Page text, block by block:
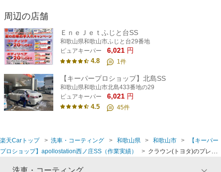
周辺の店舗
ＥｎｅＪｅｔふじと台SS
和歌山県和歌山市ふじと台29番地
ピュアキーパー
6,021 円
4.8 1件
【キーパープロショップ】北島SS
和歌山県和歌山市北島433番地の29
ピュアキーパー
6,021 円
4.5 45件
楽天Carトップ 洗車・コーティング 和歌山県 和歌山市
【キーパー
プロショップ】apollostation西ノ庄SS（作業実績）
クラウン(トヨタ)のプレミ